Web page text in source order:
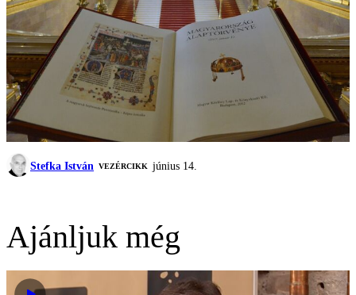
Stefka István VEZÉRCIKK június 14.
Ajánljuk még